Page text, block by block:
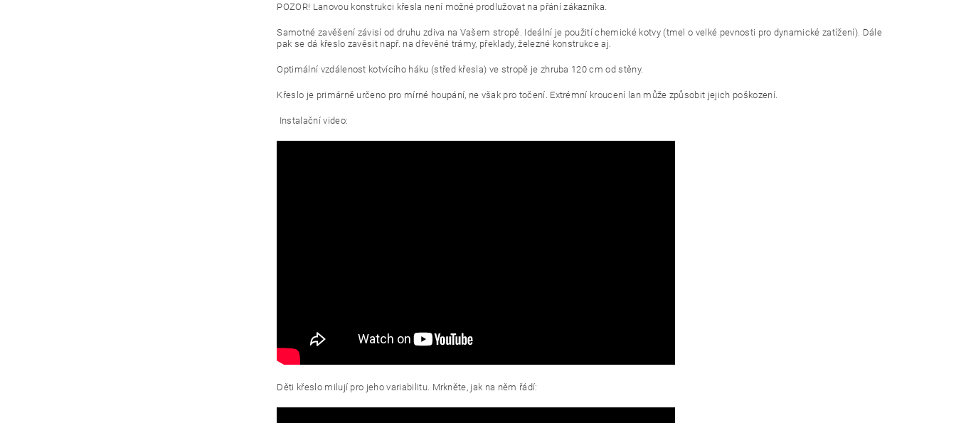
POZOR! Lanovou konstrukci křesla není možné prodlužovat na přání zákazníka.
Samotné zavěšení závisí od druhu zdiva na Vašem stropě. Ideální je použití chemické kotvy (tmel o velké pevnosti pro dynamické zatížení). Dále
pak se dá křeslo zavěsit např. na dřevěné trámy, překlady, železné konstrukce aj.
Optimální vzdálenost kotvícího háku (střed křesla) ve stropě je zhruba 120 cm od stěny.
Křeslo je primárně určeno pro mírné houpání, ne však pro točení. Extrémní kroucení lan může způsobit jejich poškození.
Instalační video:
Děti křeslo milují pro jeho variabilitu. Mrkněte, jak na něm řádí: